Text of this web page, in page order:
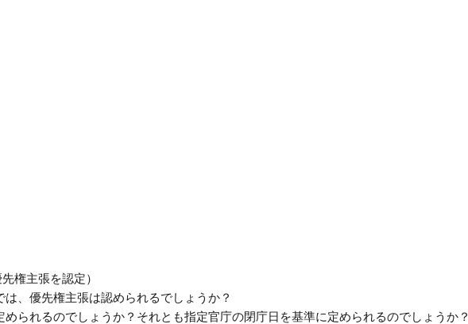
権主張を認定）
、優先権主張は認められるでしょうか？
られるのでしょうか？それとも指定官庁の閉庁日を基準に定められるのでしょうか？